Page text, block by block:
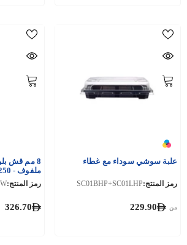
علبة سوشي سوداء مع غطاء
رمز المنتج:SC01BHP+SC01LHP
من 229.90
8 مم قش
ملفوف - 250 قطعة × 40 رزمة
رمز المنتج:
326.70